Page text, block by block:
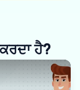
ਹੈ?